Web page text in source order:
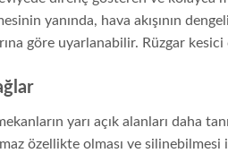
yanında, hava akışının
göre uyarlanabilir. Rüzgar
yarı açık alanları daha
özellikte olması ve silinebilmesi